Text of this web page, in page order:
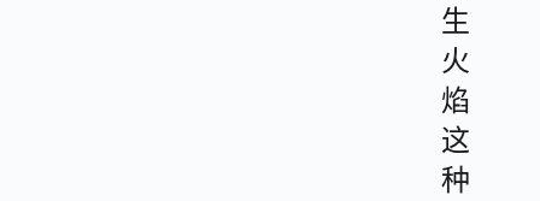
生
火
焰
这
种